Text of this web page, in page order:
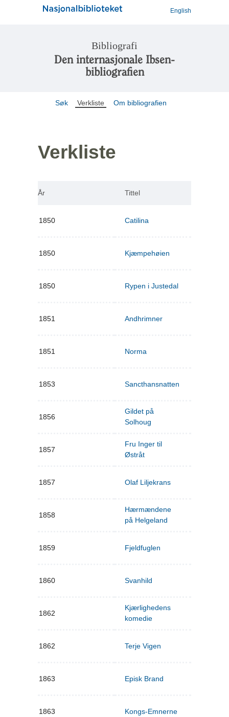
English
Bibliografi
Den internasjonale Ibsen-
bibliografien
Søk Verkliste Om bibliografien
Verkliste
År Tittel
1850 Catilina
1850 Kjæmpehøien
1850 Rypen i Justedal
1851 Andhrimner
1851 Norma
1853 Sancthansnatten
1856
Gildet på
Solhoug
1857
Fru Inger til
Østråt
1857 Olaf Liljekrans
1858
Hærmændene
på Helgeland
1859 Fjeldfuglen
1860 Svanhild
1862
Kjærlighedens
komedie
1862 Terje Vigen
1863 Episk Brand
1863 Kongs-Emnerne